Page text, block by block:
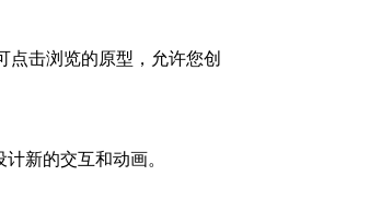
击浏览的原型，允许您创
新的交互和动画。